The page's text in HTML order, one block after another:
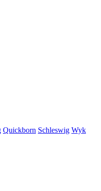
Quickborn Schleswig Wyk